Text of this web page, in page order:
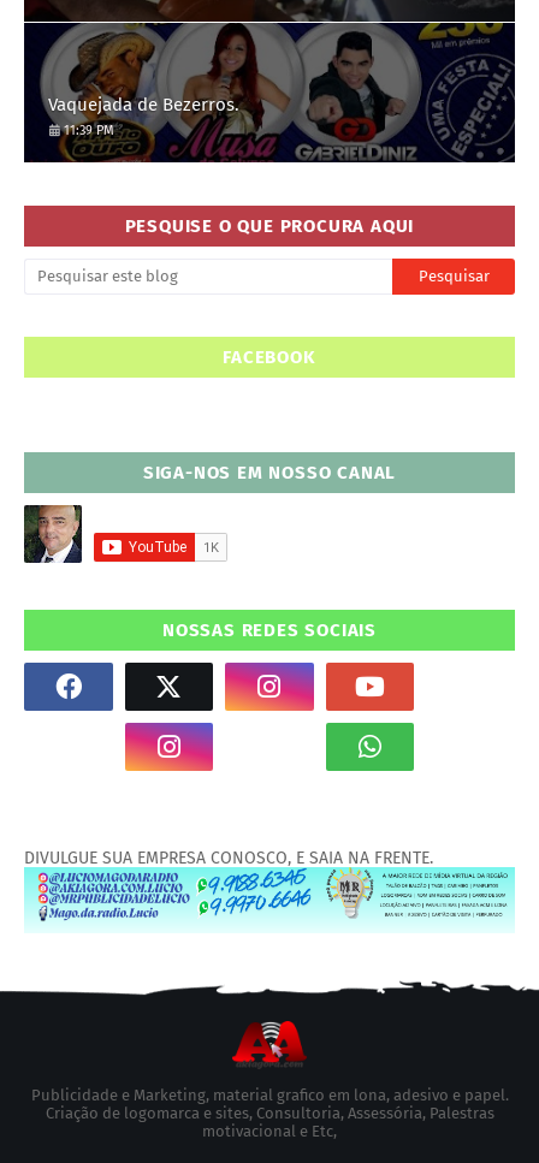
Vaquejada de Bezerros.
11:39 PM
PESQUISE O QUE PROCURA AQUI
FACEBOOK
SIGA-NOS EM NOSSO CANAL
NOSSAS REDES SOCIAIS
DIVULGUE SUA EMPRESA CONOSCO, E SAIA NA FRENTE.
Publicidade e Marketing, material grafico em lona, adesivo e papel.
Criação de logomarca e sites, Consultoria, Assessória, Palestras
motivacional e Etc,